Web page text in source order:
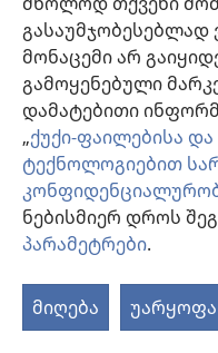
გასაუმჯობესებლად
მონაცემი არ
გამოყენებული
დამატებითი
„ქუქი-ფაილებისა და
ტექნოლოგიებით
ნებისმიერ დროს
პარამეტრები.
მიღება უარყოფა
DOI‎: 10.1177/
https://
Perfusion
McKay C.
წყარო‎: Semin
2007;11(4):252-5.
ინდექსი‎: PubMed
DOI‎: 10.1177/
Minimized